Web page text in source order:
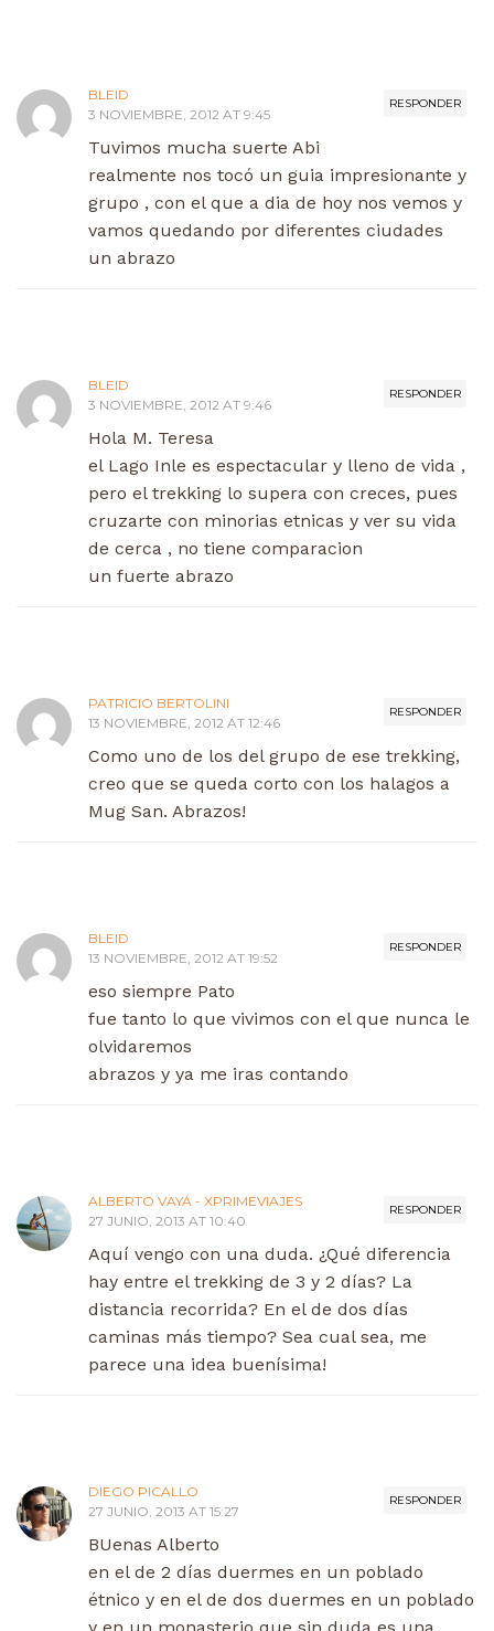
RESPONDER
BLEID
3 NOVIEMBRE, 2012 AT 9:45
Tuvimos mucha suerte Abi
realmente nos tocó un guia impresionante y
grupo , con el que a dia de hoy nos vemos y
vamos quedando por diferentes ciudades
un abrazo
RESPONDER
BLEID
3 NOVIEMBRE, 2012 AT 9:46
Hola M. Teresa
el Lago Inle es espectacular y lleno de vida ,
pero el trekking lo supera con creces, pues
cruzarte con minorias etnicas y ver su vida
de cerca , no tiene comparacion
un fuerte abrazo
RESPONDER
PATRICIO BERTOLINI
13 NOVIEMBRE, 2012 AT 12:46
Como uno de los del grupo de ese trekking,
creo que se queda corto con los halagos a
Mug San. Abrazos!
RESPONDER
BLEID
13 NOVIEMBRE, 2012 AT 19:52
eso siempre Pato
fue tanto lo que vivimos con el que nunca le
olvidaremos
abrazos y ya me iras contando
RESPONDER
ALBERTO VAYÁ - XPRIMEVIAJES
27 JUNIO, 2013 AT 10:40
Aquí vengo con una duda. ¿Qué diferencia
hay entre el trekking de 3 y 2 días? La
distancia recorrida? En el de dos días
caminas más tiempo? Sea cual sea, me
parece una idea buenísima!
RESPONDER
DIEGO PICALLO
27 JUNIO, 2013 AT 15:27
BUenas Alberto
en el de 2 días duermes en un poblado
étnico y en el de dos duermes en un poblado